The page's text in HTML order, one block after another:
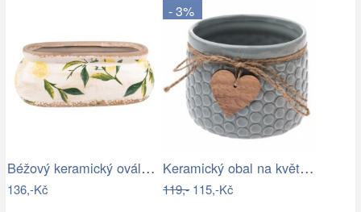
Béžový keramický oválný obal na…
136,-Kč
- 3%
Keramický obal na květináč Heart, šedá,…
119,-115,-Kč